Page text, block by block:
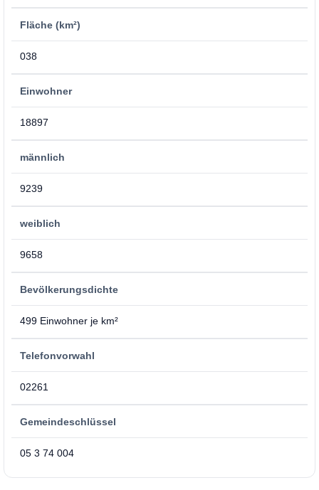
Fläche (km²)
038
Einwohner
18897
männlich
9239
weiblich
9658
Bevölkerungsdichte
499 Einwohner je km²
Telefonvorwahl
02261
Gemeindeschlüssel
05 3 74 004